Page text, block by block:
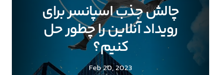
چالش جذب اسپانسر برای
رویداد آنلاین را چطور حل
کنیم؟
Feb 20, 2023